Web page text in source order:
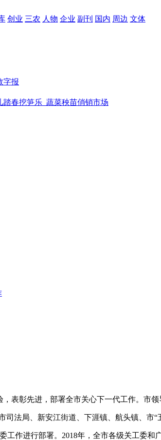
创业 三农 人物 企业 副刊 国内 周边 文体
字报
踏春挖笋乐 蔬菜秧苗俏销市场
表彰先进，部署全市关心下一代工作。市
法局、新安江街道、下涯镇、航头镇、市“
工作进行部署。2018年，全市各级关工委